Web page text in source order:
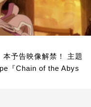
本予告映像解禁！ 主題
『Chain of the Abys